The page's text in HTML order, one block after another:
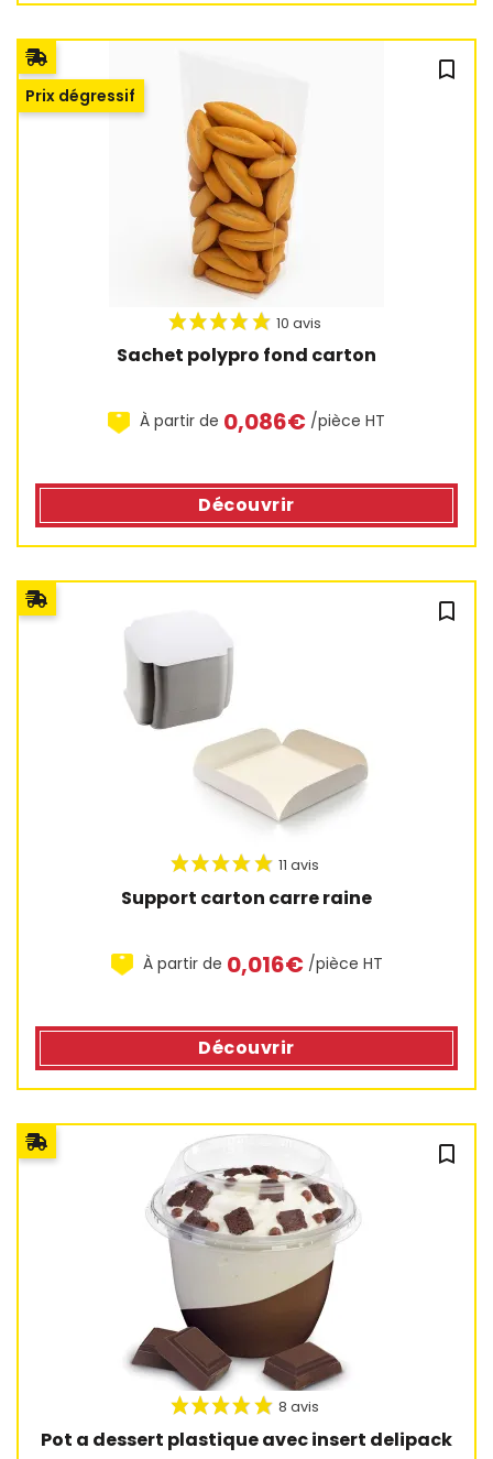
10 avis
bookmark_outline
Sachet polypro fond carton
À partir de 0,086€ /pièce HT
Prix dégressif
Découvrir
bookmark_outline
Support carton carre raine
À partir de 0,016€ /pièce HT
Découvrir
bookmark_outline
Pot a dessert plastique avec insert delipack